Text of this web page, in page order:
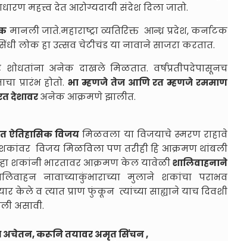
महत्त्व देत आरोग्यदायी संदेश दिला जातो.
मानली जाते.महाराष्ट्रा व्यतिरिक्त आन्ध्र प्रदेश, कर्नाटक
लोक हा उत्सव चेटीचंड या नावाने साजरा करतात.
शोधतांना अनेक दाखले मिळतात. वर्षप्रतीपदेपासूनच
प्रारंभ होतो.भा म्हणजे तेज आणि रत म्हणजे रममाण
देशावरअनेक आक्रमणे झालीत.
ऐतिहासिक विजय मिळवला या विजयाचे स्मरण राहावे
विजय मिळविला पण तरीही हि आक्रमण थांबली
शकांनी भारतावर आक्रमण केल यावेळीशालिवाहनाने
नावाच्याकुंभाराच्या मुलाने शकांचा पराभव
केले व त्यात प्राण फुंकून त्यांच्या साह्याने याच दिवशी
असावी.
अचेतन, करूनि तयावर अमृत सिंचन ,